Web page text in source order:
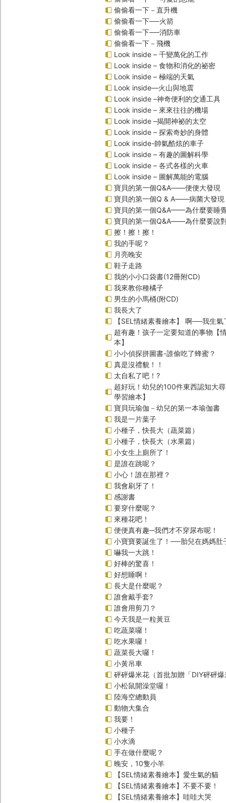
偷偷看一下－直升機
偷偷看一下──火箭
偷偷看一下──消防車
偷偷看一下－飛機
Look inside – 千變萬化的工作
Look inside – 食物和消化的祕密
Look inside – 極端的天氣
Look inside—火山與地震
Look inside –神奇便利的交通工具
Look inside – 來來往往的機場
Look inside –揭開神祕的太空
Look inside – 探索奇妙的身體
Look inside-帥氣酷炫的車子
Look inside – 有趣的圖解科學
Look inside – 各式各樣的火車
Look inside – 圖解萬能的電腦
寶貝的第一個Q&A――便便大發現
寶貝的第一個Q & A――病菌大發現
寶貝的第一個Q&A——為什麼要睡
寶貝的第一個Q&A――為什麼要說
擦！擦！擦！
我的手呢？
月亮晚安
鞋子走路
我的小小口袋書(12冊附CD)
我來教你種橘子
男生的小馬桶(附CD)
我長大了
【SEL情緒素養繪本】 啊──我生
超有趣！孩子一定要知道的事物【
本】
小小偵探拼圖書-誰偷吃了蜂蜜？
真是沒禮貌！！
太自私了吧！?
超好玩！幼兒的100件東西認知大
學習繪本】
寶貝玩瑜伽－幼兒的第一本瑜伽書
我是一片葉子
小種子，快長大（蔬菜篇）
小種子，快長大（水果篇）
小女生上廁所了！
是誰在跳呢？
小心！誰在那裡？
我會刷牙了！
感謝書
要穿什麼呢？
來種花吧！
便便真有趣─我們才不穿尿布呢！
小寶寶要誕生了！──胎兒在媽媽肚
嚇我一大跳！
好棒的驚喜！
好想睡啊！
長大是什麼呢？
誰會戴手套?
誰會用剪刀？
今天我是一粒黃豆
吃蔬菜囉！
吃水果囉！
蔬菜長大囉！
小黃吊車
砰砰爆米花（首批加贈「DIY砰砰
小松鼠開澡堂囉！
陸海空總動員
動物大集合
我要！
小種子
小水滴
手在做什麼呢？
晚安，10隻小羊
【SEL情緒素養繪本】愛生氣的貓
【SEL情緒素養繪本】不要不要！
【SEL情緒素養繪本】哇哇大哭